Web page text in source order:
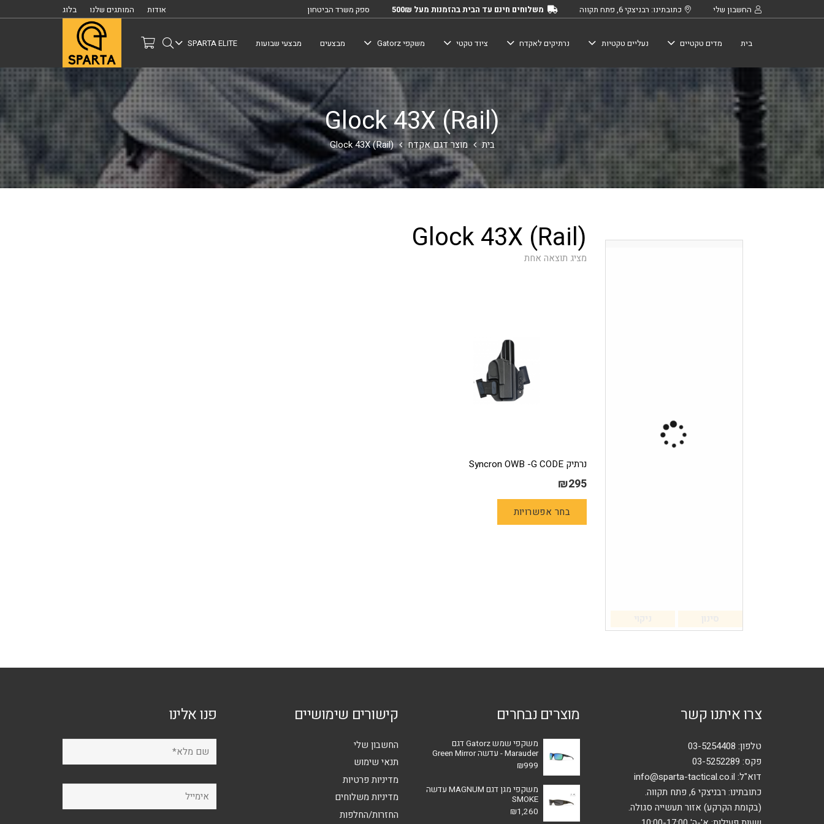
החשבון שלי כתובתינו: רבניצקי 6, פתח תקווה משלוחים חינם עד הבית בהזמנות מעל 500₪ ספק משרד הביטחון אודות המותגים שלנו בלוג
בית מדים טקטיים נעליים טקטיות נרתיקים לאקדח ציוד טקטי משקפי Gatorz מבצעים מבצעי שבועות SPARTA ELITE
Glock 43X (Rail)
בית מוצר דגם אקדח Glock 43X (Rail)
Glock 43X (Rail)
מציג תוצאה אחת
נרתיק Syncron OWB -G CODE
₪295
בחר אפשרויות
צרו איתנו קשר
טלפון: 03-5254408
פקס: 03-5252289
דוא"ל: info@sparta-tactical.co.il
כתובתינו: רבניצקי 6, פתח תקווה.
(בקומת הקרקע) אזור תעשייה סגולה.
מוצרים נבחרים
משקפי שמש Gatorz דגם
Marauder - עדשה Green Mirror
₪999
משקפי מגן דגם MAGNUM עדשה
SMOKE
₪1,260
קישורים שימושיים
החשבון שלי
תנאי שימוש
מדיניות פרטיות
מדיניות משלוחים
החזרות/החלפות
פנו אלינו